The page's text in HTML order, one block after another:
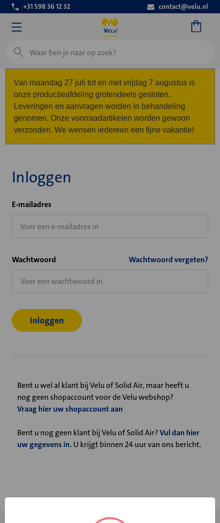
+31 598 36 12 32 contact@velu.nl
Zoeken
Van maandag 27 juli tot en met vrijdag 7 augustus is
onze productieafdeling grotendeels gesloten.
Leveringen en aanvragen worden in behandeling
genomen. Onze voorraadartikelen worden gewoon
verzonden. We wensen iedereen een fijne vakantie!
Inloggen
E-mailadres
Wachtwoord Wachtwoord vergeten?
Bent u wel al klant bij Velu of Solid Air, maar heeft u
nog geen shopaccount voor de Velu webshop?
Vraag hier uw shopaccount aan
Bent u nog geen klant bij Velu of Solid Air?Vul dan hier
uw gegevens in.U krijgt binnen 24 uur van ons bericht.